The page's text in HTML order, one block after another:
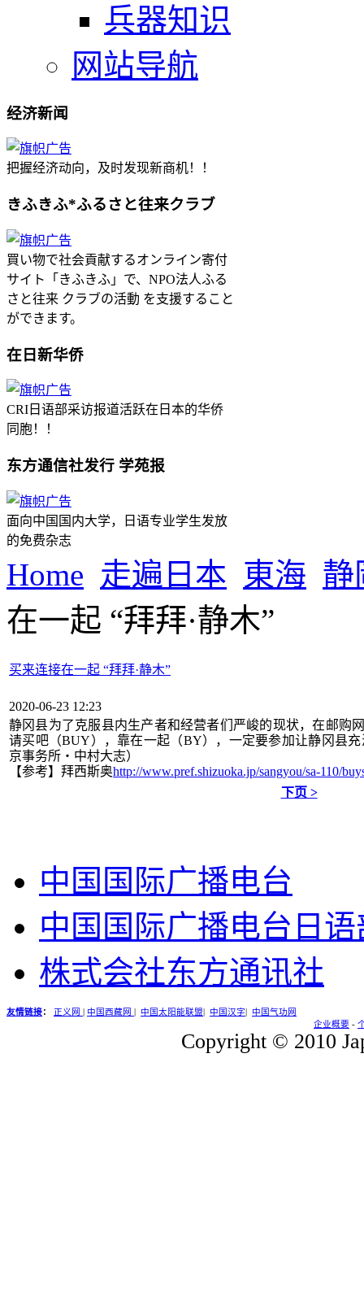
兵器知识
网站导航
经济新闻
把握经济动向，及时发现新商机！！
きふきふ*ふるさと往来クラブ
買い物で社会貢献するオンライン寄付
サイト「きふきふ」で、NPO法人ふる
さと往来 クラブの活動 を支援すること
ができます。
在日新华侨
CRI日语部采访报道活跃在日本的华侨
同胞！！
东方通信社发行 学苑报
面向中国国内大学，日语专业学生发放
的免费杂志
Home 走遍日本 東海 静
在一起 “拜拜·静木”
买来连接在一起 “拜拜·静木”
2020-06-23 12:23
静冈县为了克服县内生产者和经营者们严峻的现状，在邮购
请买吧（BUY），靠在一起（BY），一定要参加让静冈县
京事务所・中村大志）
【参考】拜西斯奥http://www.pref.shizuoka.jp/sangyou/sa-110/
下页 >
中国国际广播电台
中国国际广播电台日语
株式会社东方通讯社
友情链接： 正义网 中国西藏网 中国太阳能联盟 中国汉字
中国气功网
企业概要 -
Copyright © 2010